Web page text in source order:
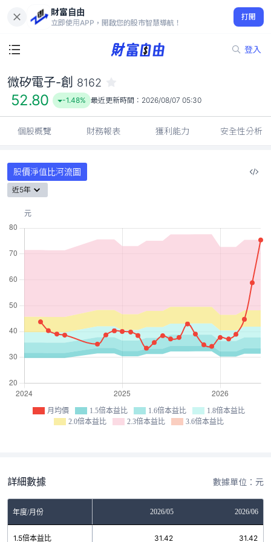
財富自由
立即使用APP，開啟您的股市智慧導航！
打開
登入
52.80
-1.48%
微矽電子-創 8162
52.80 -1.48% 最近更新時間： 2026/08/07 05:30
個股概覽 財務報表 獲利能力 安全性分析
股價淨值比河流圖
近5年
月均價 1.5倍本益比 1.6倍本益比
1.8倍本益比
2.0倍本益比
2.3倍本益比 3.6倍本益比
詳細數據 數據單位：元
年度/月份 2026/05 2026/06
1.5倍本益比 31.42 31.42